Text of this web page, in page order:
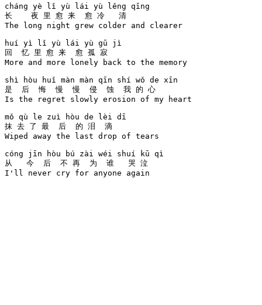
cháng yè lǐ yù lái yù lěng qīng
长    夜 里 愈 来  愈 冷   清
The long night grew colder and clearer
huí yì lǐ yù lái yù gū jì
回  忆 里 愈 来  愈 孤 寂
More and more lonely back to the memory
shì hòu huǐ màn màn qīn shí wǒ de xīn
是  后  悔  慢  慢  侵  蚀  我 的 心
Is the regret slowly erosion of my heart
mǒ qù le zuì hòu de lèi dī
抹 去 了 最  后  的 泪  滴
Wiped away the last drop of tears
cóng jīn hòu bú zài wéi shuí kū qì
从   今  后  不 再  为  谁   哭 泣
I'll never cry for anyone again